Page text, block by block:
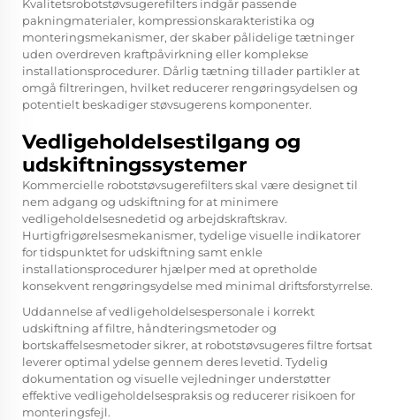
Kvalitetsrobotstøvsugerefilters indgår passende
pakningmaterialer, kompressionskarakteristika og
monteringsmekanismer, der skaber pålidelige tætninger
uden overdreven kraftpåvirkning eller komplekse
installationsprocedurer. Dårlig tætning tillader partikler at
omgå filtreringen, hvilket reducerer rengøringsydelsen og
potentielt beskadiger støvsugerens komponenter.
Vedligeholdelsestilgang og
udskiftningssystemer
Kommercielle robotstøvsugerefilters skal være designet til
nem adgang og udskiftning for at minimere
vedligeholdelsesnedetid og arbejdskraftskrav.
Hurtigfrigørelsesmekanismer, tydelige visuelle indikatorer
for tidspunktet for udskiftning samt enkle
installationsprocedurer hjælper med at opretholde
konsekvent rengøringsydelse med minimal driftsforstyrrelse.
Uddannelse af vedligeholdelsespersonale i korrekt
udskiftning af filtre, håndteringsmetoder og
bortskaffelsesmetoder sikrer, at robotstøvsugeres filtre fortsat
leverer optimal ydelse gennem deres levetid. Tydelig
dokumentation og visuelle vejledninger understøtter
effektive vedligeholdelsespraksis og reducerer risikoen for
monteringsfejl.